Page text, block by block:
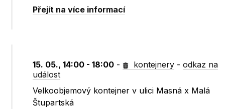
Přejít na více informací
15. 05., 14:00 - 18:00 - kontejnery -odkaz na
událost
Velkoobjemový kontejner v ulici Masná x Malá
Štupartská